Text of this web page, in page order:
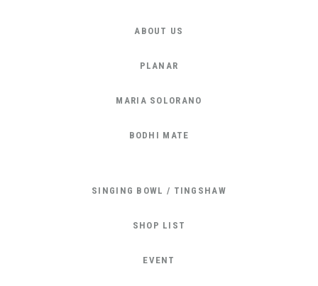
ABOUT US
PLANAR
MARIA SOLORANO
BODHI MATE
SINGING BOWL / TINGSHAW
SHOP LIST
EVENT